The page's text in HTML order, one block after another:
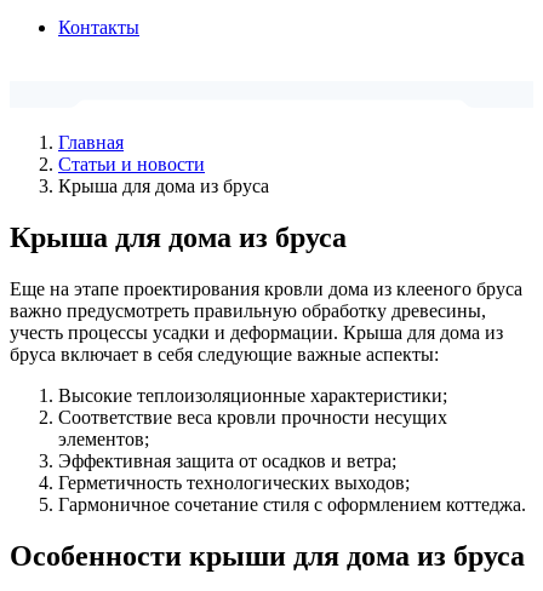
Контакты
Главная
Статьи и новости
Крыша для дома из бруса
Крыша для дома из бруса
Еще на этапе проектирования кровли дома из клееного бруса
важно предусмотреть правильную обработку древесины,
учесть процессы усадки и деформации. Крыша для дома из
бруса включает в себя следующие важные аспекты:
Высокие теплоизоляционные характеристики;
Соответствие веса кровли прочности несущих
элементов;
Эффективная защита от осадков и ветра;
Герметичность технологических выходов;
Гармоничное сочетание стиля с оформлением коттеджа.
Особенности крыши для дома из бруса